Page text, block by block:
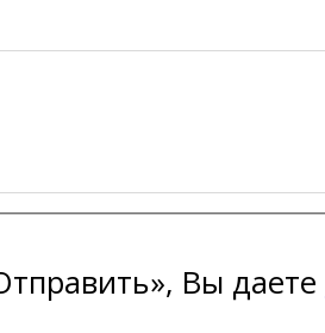
Вы даете